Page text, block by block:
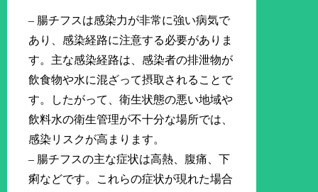
– 腸チフスは感染力が非常に強い病気で
あり、感染経路に注意する必要がありま
す。主な感染経路は、感染者の排泄物が
飲食物や水に混ざって摂取されることで
す。したがって、衛生状態の悪い地域や
飲料水の衛生管理が不十分な場所では、
感染リスクが高まります。
– 腸チフスの主な症状は高熱、腹痛、下
痢などです。これらの症状が現れた場合